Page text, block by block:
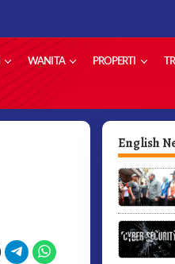
WANITA PROPERTI
English